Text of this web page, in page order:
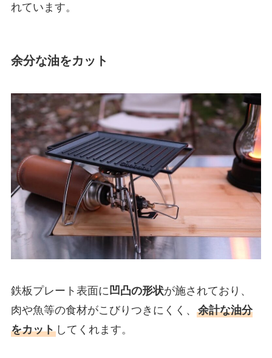
れています。
余分な油をカット
鉄板プレート表面に 凹凸の形状が施されており、
肉や魚等の食材がこびりつきにくく、 余計な油分
をカットしてくれます。